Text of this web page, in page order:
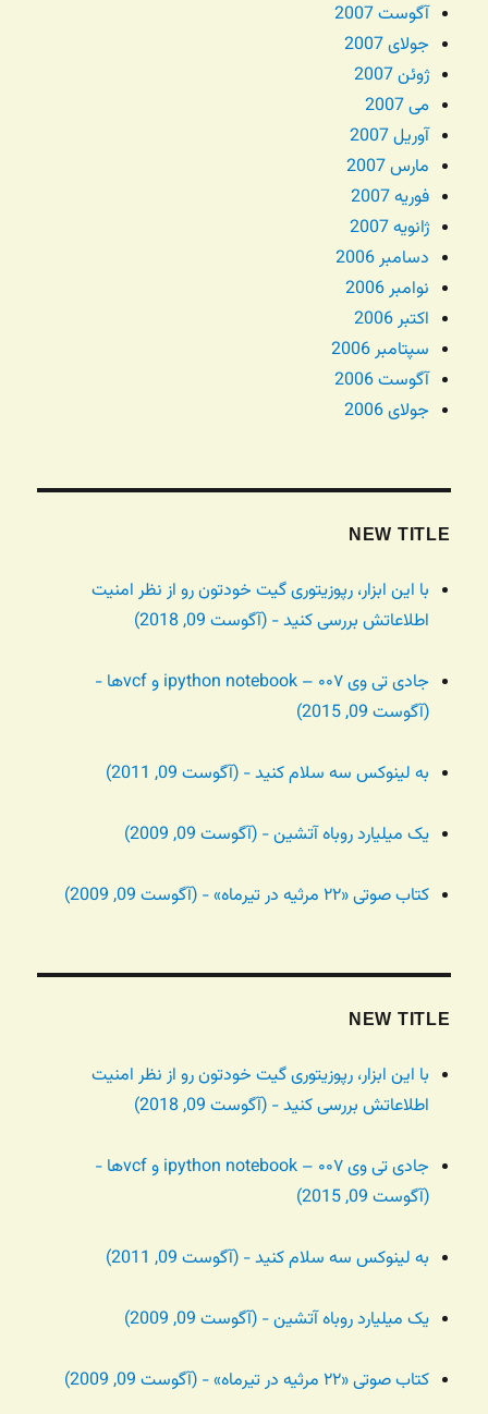
آگوست 2007
جولای 2007
ژوئن 2007
می 2007
آوریل 2007
مارس 2007
فوریه 2007
ژانویه 2007
دسامبر 2006
نوامبر 2006
اکتبر 2006
سپتامبر 2006
آگوست 2006
جولای 2006
NEW TITLE
با این ابزار، رپوزیتوری گیت خودتون رو از نظر امنیت
اطلاعاتش بررسی کنید - (آگوست 09, 2018)
جادی تی وی ۰۰۷ – ipython notebook و vcfها -
(آگوست 09, 2015)
به لینوکس سه سلام کنید - (آگوست 09, 2011)
یک میلیارد روباه آتشین - (آگوست 09, 2009)
کتاب صوتی «۲۲ مرثیه در تیرماه» - (آگوست 09, 2009)
NEW TITLE
با این ابزار، رپوزیتوری گیت خودتون رو از نظر امنیت
اطلاعاتش بررسی کنید - (آگوست 09, 2018)
جادی تی وی ۰۰۷ – ipython notebook و vcfها -
(آگوست 09, 2015)
به لینوکس سه سلام کنید - (آگوست 09, 2011)
یک میلیارد روباه آتشین - (آگوست 09, 2009)
کتاب صوتی «۲۲ مرثیه در تیرماه» - (آگوست 09, 2009)